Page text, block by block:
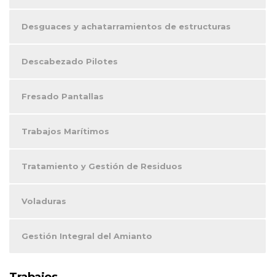
Desguaces y achatarramientos de estructuras
Descabezado Pilotes
Fresado Pantallas
Trabajos Marítimos
Tratamiento y Gestión de Residuos
Voladuras
Gestión Integral del Amianto